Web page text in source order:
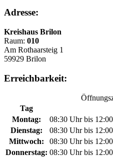
Adresse:
Kreishaus Brilon
Raum: 010
Am Rothaarsteig 1
59929 Brilon
Erreichbarkeit:
Tag
Montag:
08:30 Uhr bis
Dienstag:
08:30 Uhr bis
Mittwoch:
08:30 Uhr bis
Donnerstag: 08:30 Uhr bis